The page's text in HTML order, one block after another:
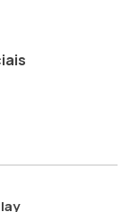
ao